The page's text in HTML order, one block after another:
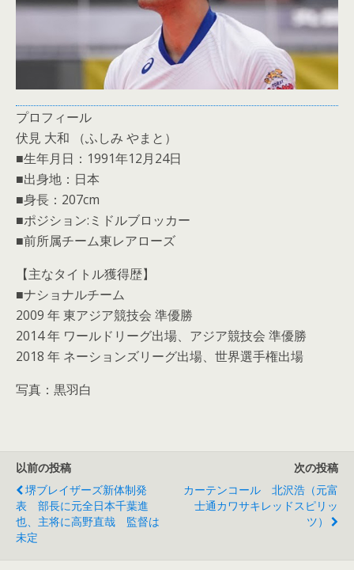
プロフィール
伏見 大和 （ふしみ やまと）
■生年月日：1991年12月24日
■出身地：日本
■身長：207cm
■ポジション:ミドルブロッカー
■前所属チーム東レアローズ
【主なタイトル獲得歴】
■ナショナルチーム
2009 年 東アジア競技会 準優勝
2014 年 ワールドリーグ出場、アジア競技会 準優勝
2018 年 ネーションズリーグ出場、世界選手権出場
写真：黒羽白
以前の投稿
堺ブレイザーズ新体制発
表 部長に元全日本千葉進
也、主将に高野直哉 監督は
未定
次の投稿
カーテンコール 北沢浩（元富
士通カワサキレッドスピリッ
ツ）